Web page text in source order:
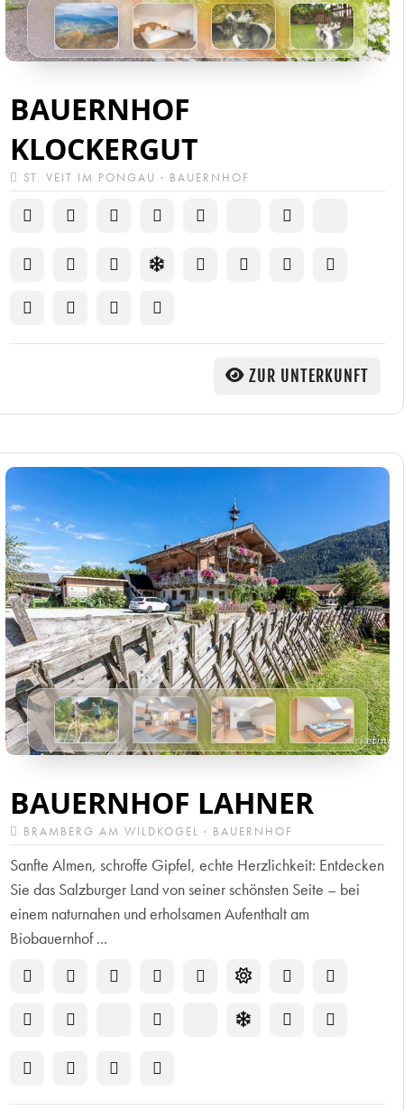
BAUERNHOF
KLOCKERGUT
ST. VEIT IM PONGAU · BAUERNHOF
ZUR UNTERKUNFT
BAUERNHOF LAHNER
BRAMBERG AM WILDKOGEL · BAUERNHOF
Sanfte Almen, schroffe Gipfel, echte Herzlichkeit: Entdecken
Sie das Salzburger Land von seiner schönsten Seite – bei
einem naturnahen und erholsamen Aufenthalt am
Biobauernhof ...